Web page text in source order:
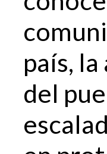
país,
del